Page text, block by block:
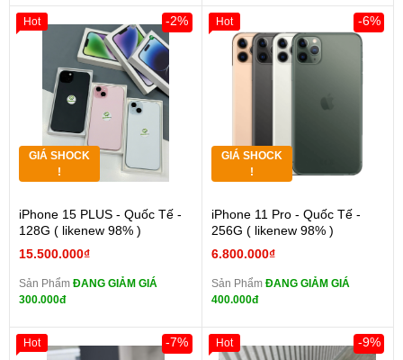
GIÁ SHOCK
!
iPhone 15 PLUS - Quốc Tế -
128G ( likenew 98% )
15.500.000₫
-2%
Sản Phẩm ĐANG GIẢM GIÁ
300.000đ
Hot
GIÁ SHOCK
!
iPhone 11 Pro - Quốc Tế -
256G ( likenew 98% )
6.800.000₫
-6%
Sản Phẩm ĐANG GIẢM GIÁ
400.000đ
Hot
-7%
Hot -9%
Hot